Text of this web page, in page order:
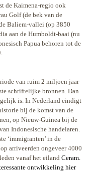
de Kaimena-regio ook
Golf (de bek van de
Baliem-vallei (op 3850
aan de Humboldt-baai (nu
Papua behoren tot de
van ruim 2 miljoen jaar
schriftelijke bronnen. Dan
is. In Nederland eindigt
bij de komst van de
op Nieuw-Guinea bij de
Indonesische handelaren.
‘immigranten’ in de
arriveerden ongeveer 4000
vanaf het eiland Ceram.
ontwikkeling hier